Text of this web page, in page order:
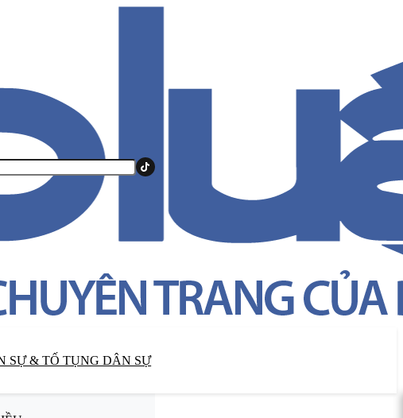
SỰ & TỐ TỤNG DÂN SỰ